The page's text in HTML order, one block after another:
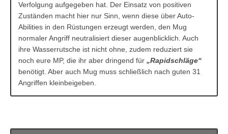
Verfolgung aufgegeben hat. Der Einsatz von positiven
Zuständen macht hier nur Sinn, wenn diese über Auto-
Abilities in den Rüstungen erzeugt werden, den Mug
normaler Angriff neutralisiert dieser augenblicklich. Auch
ihre Wasserrutsche ist nicht ohne, zudem reduziert sie
noch eure MP, die ihr aber dringend für „Rapidschläge“
benötigt. Aber auch Mug muss schließlich nach guten 31
Angriffen kleinbeigeben.